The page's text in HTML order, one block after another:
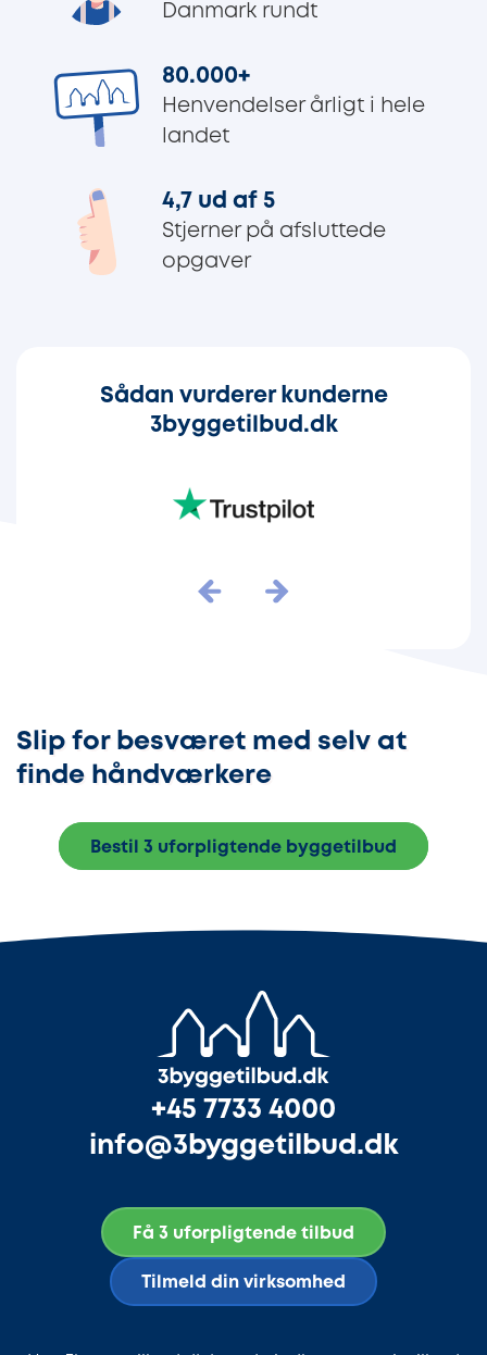
Danmark rundt
80.000+
Henvendelser årligt i hele
landet
4,7 ud af 5
Stjerner på afsluttede
opgaver
Sådan vurderer kunderne
3byggetilbud.dk
Slip for besværet med selv at
finde håndværkere
Bestil 3 uforpligtende byggetilbud
+45 7733 4000
info@3byggetilbud.dk
Få 3 uforpligtende tilbud
Tilmeld din virksomhed